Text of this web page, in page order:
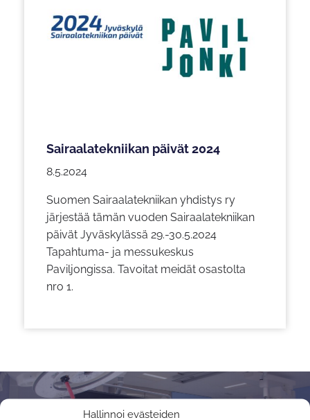
Hallinnoi evästeiden
Sairaalatekniikan päivät 2024
8.5.2024
Suomen Sairaalatekniikan yhdistys ry
järjestää tämän vuoden Sairaalatekniikan
päivät Jyväskylässä 29.-30.5.2024
Tapahtuma- ja messukeskus
Paviljongissa. Tavoitat meidät osastolta
nro 1.